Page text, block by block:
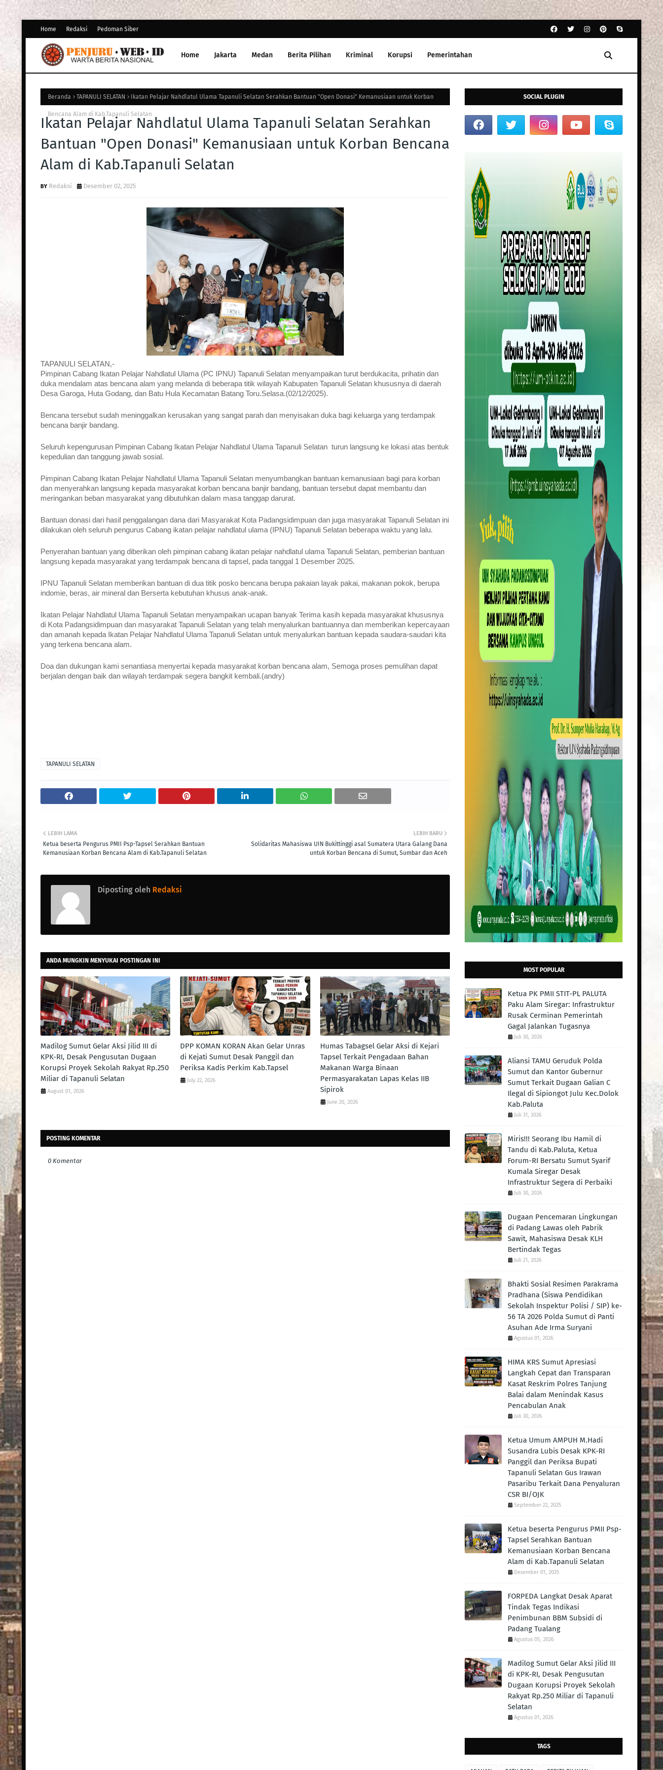
Home Redaksi Pedoman Siber
Home Jakarta Medan Berita Pilihan Kriminal Korupsi Pemerintahan
Beranda TAPANULI SELATAN Ikatan Pelajar Nahdlatul Ulama Tapanuli Selatan Serahkan Bantuan "Open Donasi" Kemanusiaan untuk Korban
Bencana Alam di Kab.Tapanuli Selatan
Ikatan Pelajar Nahdlatul Ulama Tapanuli Selatan Serahkan
Bantuan "Open Donasi" Kemanusiaan untuk Korban Bencana
Alam di Kab.Tapanuli Selatan
Redaksi Desember 02, 2025
TAPANULI SELATAN,-
Pimpinan Cabang Ikatan Pelajar Nahdlatul Ulama (PC IPNU) Tapanuli Selatan menyampaikan turut berdukacita, prihatin dan
duka mendalam atas bencana alam yang melanda di beberapa titik wilayah Kabupaten Tapanuli Selatan khususnya di daerah
Desa Garoga, Huta Godang, dan Batu Hula Kecamatan Batang Toru.Selasa.(02/12/2025).
Bencana tersebut sudah meninggalkan kerusakan yang sangat parah dan menyisakan duka bagi keluarga yang terdampak
bencana banjir bandang.
Seluruh kepengurusan Pimpinan Cabang Ikatan Pelajar Nahdlatul Ulama Tapanuli Selatan turun langsung ke lokasi atas bentuk
kepedulian dan tanggung jawab sosial.
Pimpinan Cabang Ikatan Pelajar Nahdlatul Ulama Tapanuli Selatan menyumbangkan bantuan kemanusiaan bagi para korban
dan menyerahkan langsung kepada masyarakat korban bencana banjir bandang, bantuan tersebut dapat membantu dan
meringankan beban masyarakat yang dibutuhkan dalam masa tanggap darurat.
Bantuan donasi dari hasil penggalangan dana dari Masyarakat Kota Padangsidimpuan dan juga masyarakat Tapanuli Selatan ini
dilakukan oleh seluruh pengurus Cabang ikatan pelajar nahdlatul ulama (IPNU) Tapanuli Selatan beberapa waktu yang lalu.
Penyerahan bantuan yang diberikan oleh pimpinan cabang ikatan pelajar nahdlatul ulama Tapanuli Selatan, pemberian bantuan
langsung kepada masyarakat yang terdampak bencana di tapsel, pada tanggal 1 Desember 2025.
IPNU Tapanuli Selatan memberikan bantuan di dua titik posko bencana berupa pakaian layak pakai, makanan pokok, berupa
indomie, beras, air mineral dan Berserta kebutuhan khusus anak-anak.
Ikatan Pelajar Nahdlatul Ulama Tapanuli Selatan menyampaikan ucapan banyak Terima kasih kepada masyarakat khususnya
di Kota Padangsidimpuan dan masyarakat Tapanuli Selatan yang telah menyalurkan bantuannya dan memberikan kepercayaan
dan amanah kepada Ikatan Pelajar Nahdlatul Ulama Tapanuli Selatan untuk menyalurkan bantuan kepada saudara-saudari kita
yang terkena bencana alam.
Doa dan dukungan kami senantiasa menyertai kepada masyarakat korban bencana alam, Semoga proses pemulihan dapat
berjalan dengan baik dan wilayah terdampak segera bangkit kembali.(andry)
TAPANULI SELATAN
LEBIH BARU
Solidaritas Mahasiswa UIN Bukittinggi asal Sumatera Utara Galang Dana
untuk Korban Bencana di Sumut, Sumbar dan Aceh
LEBIH LAMA
Ketua beserta Pengurus PMII Psp-Tapsel Serahkan Bantuan
Kemanusiaan Korban Bencana Alam di Kab.Tapanuli Selatan
Diposting oleh Redaksi
ANDA MUNGKIN MENYUKAI POSTINGAN INI
Madilog Sumut Gelar Aksi Jilid III di
KPK-RI, Desak Pengusutan Dugaan
Korupsi Proyek Sekolah Rakyat Rp.250
Miliar di Tapanuli Selatan
August 01, 2026
DPP KOMAN KORAN Akan Gelar Unras
di Kejati Sumut Desak Panggil dan
Periksa Kadis Perkim Kab.Tapsel
July 22, 2026
Humas Tabagsel Gelar Aksi di Kejari
Tapsel Terkait Pengadaan Bahan
Makanan Warga Binaan
Permasyarakatan Lapas Kelas IIB
Sipirok
June 20, 2026
POSTING KOMENTAR
0 Komentar
SOCIAL PLUGIN
MOST POPULAR
Ketua PK PMII STIT-PL PALUTA
Paku Alam Siregar: Infrastruktur
Rusak Cerminan Pemerintah
Gagal Jalankan Tugasnya
Juli 30, 2026
Aliansi TAMU Geruduk Polda
Sumut dan Kantor Gubernur
Sumut Terkait Dugaan Galian C
Ilegal di Sipiongot Julu Kec.Dolok
Kab.Paluta
Juli 31, 2026
Miris!!! Seorang Ibu Hamil di
Tandu di Kab.Paluta, Ketua
Forum-RI Bersatu Sumut Syarif
Kumala Siregar Desak
Infrastruktur Segera di Perbaiki
Juli 30, 2026
Dugaan Pencemaran Lingkungan
di Padang Lawas oleh Pabrik
Sawit, Mahasiswa Desak KLH
Bertindak Tegas ‎
Juli 21, 2026
Bhakti Sosial Resimen Parakrama
Pradhana (Siswa Pendidikan
Sekolah Inspektur Polisi / SIP) ke-
56 TA 2026 Polda Sumut di Panti
Asuhan Ade Irma Suryani
Agustus 01, 2026
HIMA KRS Sumut Apresiasi
Langkah Cepat dan Transparan
Kasat Reskrim Polres Tanjung
Balai dalam Menindak Kasus
Pencabulan Anak
Juli 30, 2026
Ketua Umum AMPUH M.Hadi
Susandra Lubis Desak KPK-RI
Panggil dan Periksa Bupati
Tapanuli Selatan Gus Irawan
Pasaribu Terkait Dana Penyaluran
CSR BI/OJK
September 22, 2025
Ketua beserta Pengurus PMII Psp-
Tapsel Serahkan Bantuan
Kemanusiaan Korban Bencana
Alam di Kab.Tapanuli Selatan
Desember 01, 2025
FORPEDA Langkat Desak Aparat
Tindak Tegas Indikasi
Penimbunan BBM Subsidi di
Padang Tualang
Agustus 05, 2026
Madilog Sumut Gelar Aksi Jilid III
di KPK-RI, Desak Pengusutan
Dugaan Korupsi Proyek Sekolah
Rakyat Rp.250 Miliar di Tapanuli
Selatan
Agustus 01, 2026
TAGS